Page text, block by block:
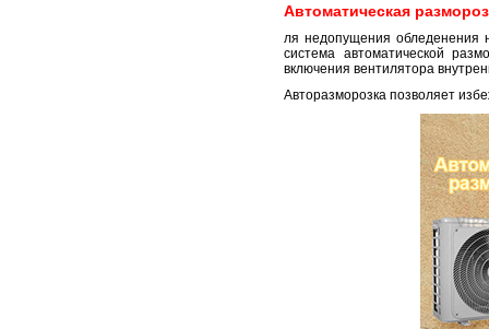
Автоматическая
ля недопущения обледенения
система автоматической
включения вентилятора
Авторазморозка позволяет